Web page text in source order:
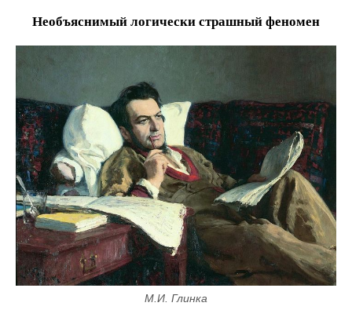
Необъяснимый логически страшный феномен
М.И. Глинка